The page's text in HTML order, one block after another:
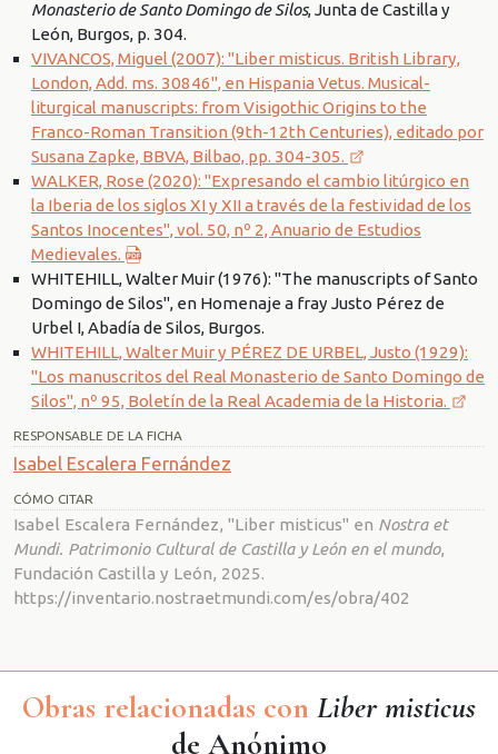
Monasterio de Santo Domingo de Silos, Junta de Castilla y
León, Burgos, p. 304.
VIVANCOS, Miguel (2007): "Liber misticus. British Library,
London, Add. ms. 30846", en Hispania Vetus. Musical-
liturgical manuscripts: from Visigothic Origins to the
Franco-Roman Transition (9th-12th Centuries), editado por
Susana Zapke, BBVA, Bilbao, pp. 304-305.
WALKER, Rose (2020): "Expresando el cambio litúrgico en
la Iberia de los siglos XI y XII a través de la festividad de los
Santos Inocentes", vol. 50, nº 2, Anuario de Estudios
Medievales.
WHITEHILL, Walter Muir (1976): "The manuscripts of Santo
Domingo de Silos", en Homenaje a fray Justo Pérez de
Urbel I, Abadía de Silos, Burgos.
WHITEHILL, Walter Muir y PÉREZ DE URBEL, Justo (1929):
"Los manuscritos del Real Monasterio de Santo Domingo de
Silos", nº 95, Boletín de la Real Academia de la Historia.
RESPONSABLE DE LA FICHA
Isabel Escalera Fernández
CÓMO CITAR
Isabel Escalera Fernández, "Liber misticus" en Nostra et
Mundi. Patrimonio Cultural de Castilla y León en el mundo,
Fundación Castilla y León, 2025.
https://inventario.nostraetmundi.com/es/obra/402
Obras relacionadas con Liber misticus
de Anónimo